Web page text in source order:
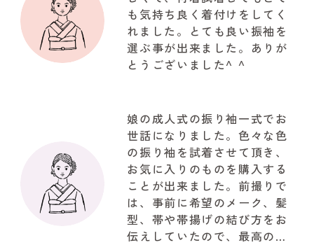
も気持ち良く着付けをしてく
れました。とても良い振袖を
選ぶ事が出来ました。ありが
とうございました^ ^
娘の成人式の振り袖一式でお
世話になりました。色々な色
の振り袖を試着させて頂き、
お気に入りのものを購入する
ことが出来ました。前撮りで
は、事前に希望のメーク、髪
型、帯や帯揚げの結び方をお
伝えしていたので、最高の仕